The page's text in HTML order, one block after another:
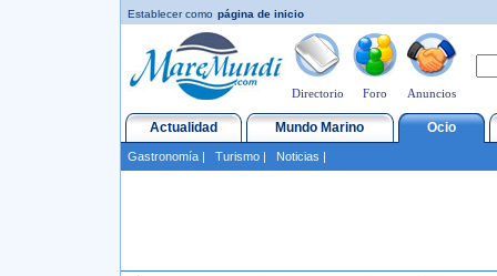
Establecer como página de inicio
Directorio Foro Anuncios
Actualidad Mundo Marino Ocio
Gastronomía| Turismo| Noticias |